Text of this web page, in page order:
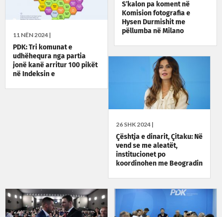
11 NËN 2024 |
PDK: Tri komunat e
udhëhequra nga partia
jonë kanë arritur 100 pikët
në Indeksin e
S’kalon pa koment në
Komision fotografia e
Hysen Durmishit me
pëllumba në Milano
26 SHK 2024 |
Çështja e dinarit, Çitaku: Në
vend se me aleatët,
institucionet po
koordinohen me Beogradin